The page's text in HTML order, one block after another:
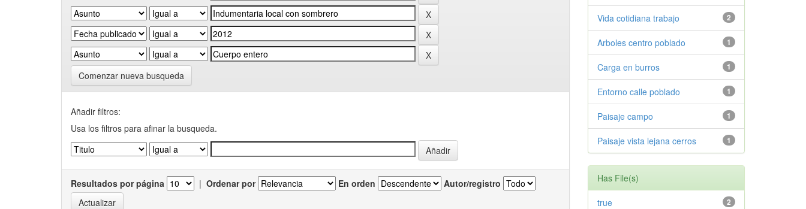
Comenzar nueva busqueda
Añadir filtros:
Usa los filtros para afinar la busqueda.
Resultados por página | Ordenar por En orden Autor/registro
2
Vida cotidiana trabajo
1
Arboles centro poblado
1
Carga en burros
1
Entorno calle poblado
1
Paisaje campo
1
Paisaje vista lejana cerros
Has File(s)
2
true